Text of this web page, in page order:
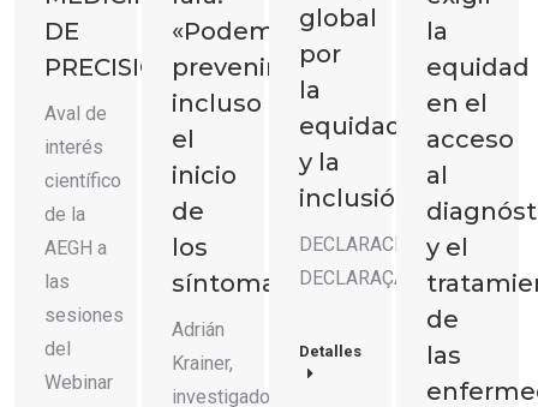
DE
PRECISIÓN
Aval de
interés
científico
de la
AEGH a
las
sesiones
del
Webinar
«Podemos
prevenir
incluso
el
inicio
de
los
síntomas»
Adrián
Krainer,
investigador
global
por
la
equidad
y la
inclusión’
DECLARACIÓN
DECLARAÇAO
Detalles
la
equidad
en el
acceso
al
y el
de
las